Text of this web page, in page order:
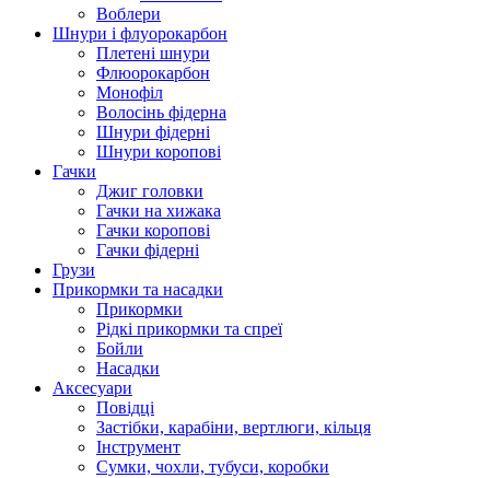
Воблери
Шнури і флуорокарбон
Плетені шнури
Флюорокарбон
Монофіл
Волосінь фідерна
Шнури фідерні
Шнури коропові
Гачки
Джиг головки
Гачки на хижака
Гачки коропові
Гачки фідерні
Грузи
Прикормки та насадки
Прикормки
Рідкі прикормки та спреї
Бойли
Насадки
Аксесуари
Повідці
Застібки, карабіни, вертлюги, кільця
Інструмент
Сумки, чохли, тубуси, коробки